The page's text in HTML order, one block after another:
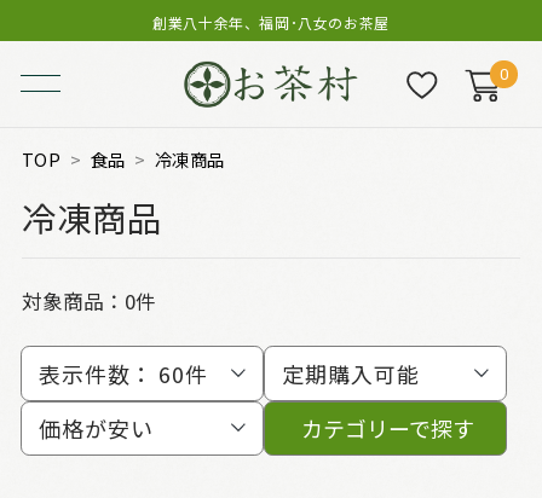
創業八十余年、福岡･八女のお茶屋
0
TOP 食品 冷凍商品
冷凍商品
対象商品：0件
表示件数： 60件
定期購入可能
価格が安い
カテゴリーで探す